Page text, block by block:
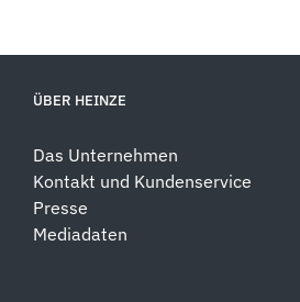
ÜBER HEINZE
Das Unternehmen
Kontakt und Kundenservice
Presse
Mediadaten